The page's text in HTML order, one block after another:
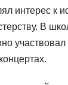
интерес к
В